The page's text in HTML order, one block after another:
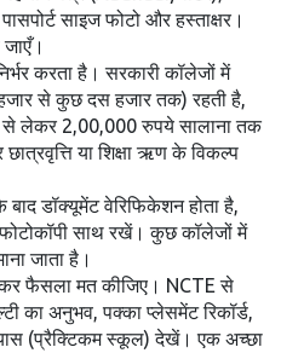
साइज फोटो और हस्ताक्षर।
करता है। सरकारी कॉलेजों में
से कुछ दस हजार तक) रहती है,
लेकर 2,00,000 रुपये सालाना तक
या शिक्षा ऋण के विकल्प
डॉक्यूमेंट वेरिफिकेशन होता है,
साथ रखें। कुछ कॉलेजों में
जाता है।
फैसला मत कीजिए। NCTE से
का अनुभव, पक्का प्लेसमेंट रिकॉर्ड,
(प्रैक्टिकम स्कूल) देखें। एक अच्छा